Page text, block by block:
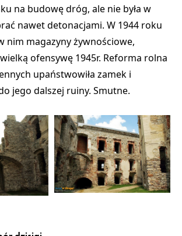
na budowę dróg, ale nie była w
nawet detonacjami. W 1944 roku
nim magazyny żywnościowe,
ofensywę 1945r. Reforma rolna
upaństwowiła zamek i
jego dalszej ruiny. Smutne.